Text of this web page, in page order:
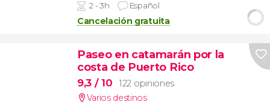
2 - 3h Español
Cancelación gratuita
Paseo en catamarán por la
costa de Puerto Rico
9,3 / 10
122 opiniones
Varios destinos